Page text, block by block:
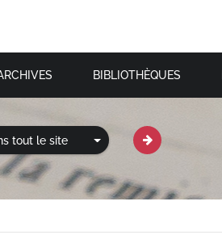
BIBLIOTHÈQUES
tout le site